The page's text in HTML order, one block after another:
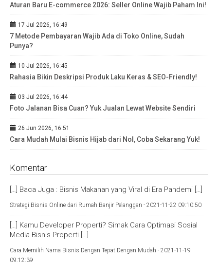
Aturan Baru E-commerce 2026: Seller Online Wajib Paham Ini!
17 Jul 2026, 16:49
7 Metode Pembayaran Wajib Ada di Toko Online, Sudah
Punya?
10 Jul 2026, 16:45
Rahasia Bikin Deskripsi Produk Laku Keras & SEO-Friendly!
03 Jul 2026, 16:44
Foto Jalanan Bisa Cuan? Yuk Jualan Lewat Website Sendiri
26 Jun 2026, 16:51
Cara Mudah Mulai Bisnis Hijab dari Nol, Coba Sekarang Yuk!
Komentar
[…] Baca Juga : Bisnis Makanan yang Viral di Era Pandemi […]
Strategi Bisnis Online dari Rumah Banjir Pelanggan - 2021-11-22 09:10:50
[…] Kamu Developer Properti? Simak Cara Optimasi Sosial
Media Bisnis Properti […]
Cara Memilih Nama Bisnis Dengan Tepat Dengan Mudah - 2021-11-19
09:12:39